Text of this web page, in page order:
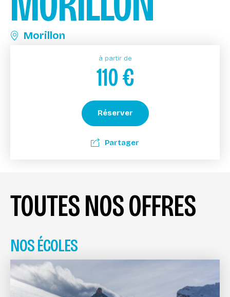
Morillon
à partir de
110€
Réserver
Partager
TOUTES NOS OFFRES
NOS ÉCOLES